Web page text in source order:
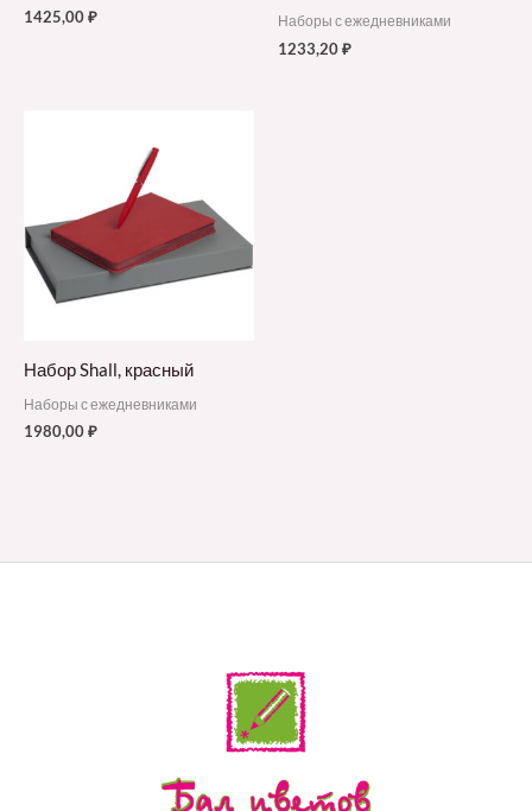
1425,00₽ Наборы с ежедневниками
1233,20₽
Набор Shall, красный
Наборы с ежедневниками
1980,00₽